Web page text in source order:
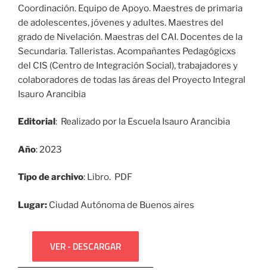
Coordinación. Equipo de Apoyo. Maestres de primaria
de adolescentes, jóvenes y adultes. Maestres del
grado de Nivelación. Maestras del CAI. Docentes de la
Secundaria. Talleristas. Acompañantes Pedagógicxs
del CIS (Centro de Integración Social), trabajadores y
colaboradores de todas las áreas del Proyecto Integral
Isauro Arancibia
Editorial : Realizado por la Escuela Isauro Arancibia
Año: 2023
Tipo de archivo: Libro. PDF
Lugar: Ciudad Autónoma de Buenos aires
VER - DESCARGAR